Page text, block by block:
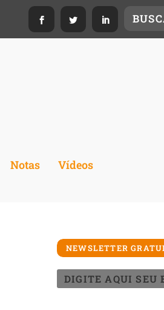
Notas Vídeos
NEWSLETTER